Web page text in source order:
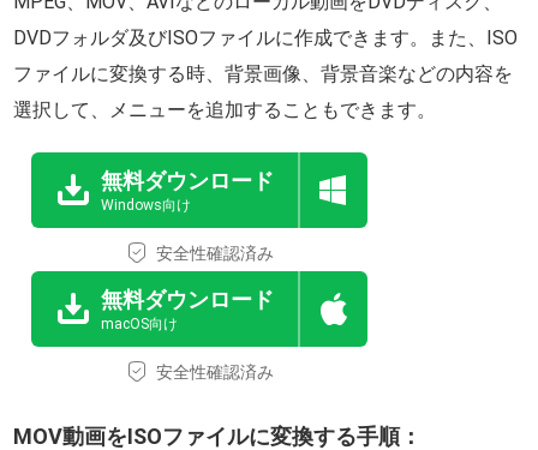
DVDフォルダ及びISOファイルに作成できます。また、ISO
ファイルに変換する時、背景画像、背景音楽などの内容を
選択して、メニューを追加することもできます。
無料ダウンロード
Windows向け
安全性確認済み
無料ダウンロード
macOS向け
安全性確認済み
MOV動画をISOファイルに変換する手順：